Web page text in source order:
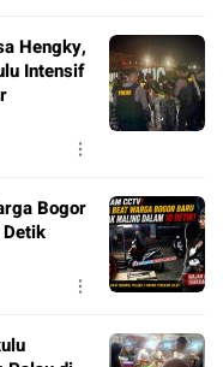
Hengky,
Intensif
Bogor